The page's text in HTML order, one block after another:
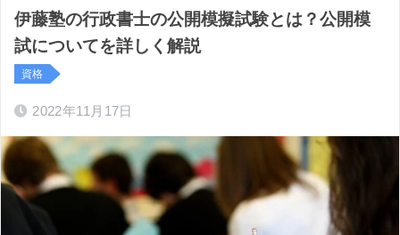
伊藤塾の行政書士の公開模擬試験とは？公開模
試についてを詳しく解説
資格
2022年11月17日